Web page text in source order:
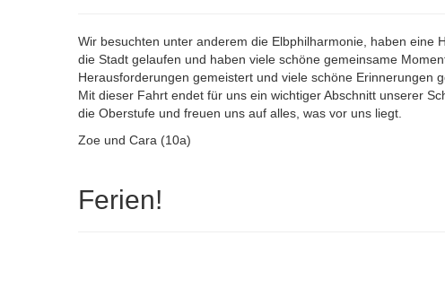
Wir besuchten unter anderem die Elbphilharmonie, haben eine
die Stadt gelaufen und haben viele schöne gemeinsame
Herausforderungen gemeistert und viele schöne Erinnerungen
Mit dieser Fahrt endet für uns ein wichtiger Abschnitt unserer
die Oberstufe und freuen uns auf alles, was vor uns liegt.
Zoe und Cara (10a)
Ferien!